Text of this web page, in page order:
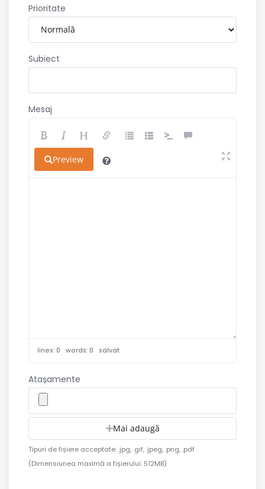
Prioritate
Subiect
Mesaj
Preview
lines: 0 words: 0 salvat
Atașamente
Mai adaugă
Tipuri de fișiere acceptate: .jpg, .gif, .jpeg, .png, .pdf
(Dimensiunea maximă a fișierului: 512MB)